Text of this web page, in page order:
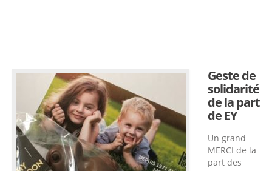
Geste de
solidarité
de la part
de EY
Un grand
MERCI de la
part des